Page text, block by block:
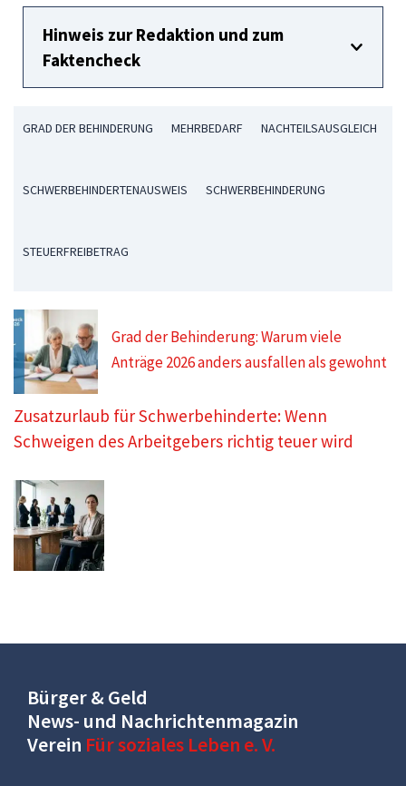
Hinweis zur Redaktion und zum
Faktencheck
GRAD DER BEHINDERUNG MEHRBEDARF NACHTEILSAUSGLEICH
SCHWERBEHINDERTENAUSWEIS SCHWERBEHINDERUNG
STEUERFREIBETRAG
Grad der Behinderung: Warum viele
Anträge 2026 anders ausfallen als gewohnt
Zusatzurlaub für Schwerbehinderte: Wenn
Schweigen des Arbeitgebers richtig teuer wird
Bürger & Geld
News- und Nachrichtenmagazin
Verein Für soziales Leben e. V.